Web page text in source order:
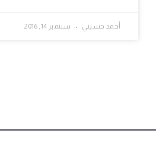
أحمد حسيني سبتمبر 14, 2016